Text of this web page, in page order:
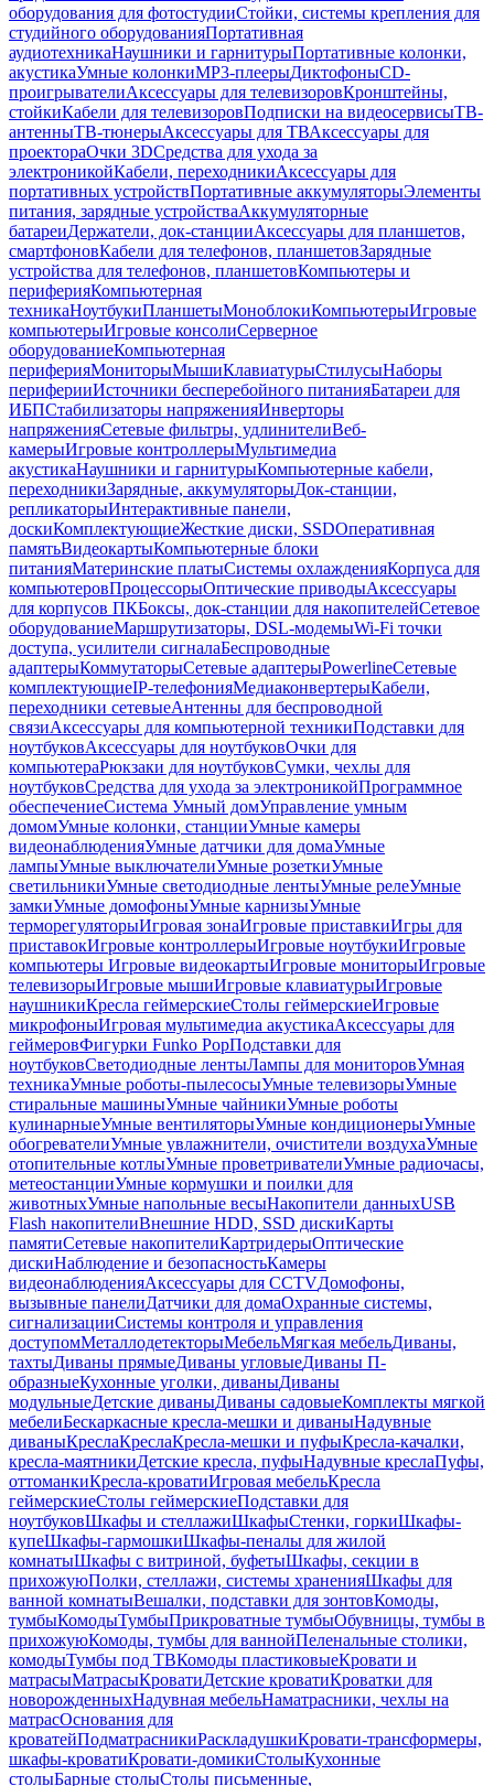
оборудования для фотостудииСтойки, системы крепления для
студийного оборудованияПортативная
аудиотехникаНаушники и гарнитурыПортативные колонки,
акустикаУмные колонкиMP3-плеерыДиктофоныCD-
проигрывателиАксессуары для телевизоровКронштейны,
стойкиКабели для телевизоровПодписки на видеосервисыТВ-
антенныТВ-тюнерыАксессуары для ТВАксессуары для
проектораОчки 3DСредства для ухода за
электроникойКабели, переходникиАксессуары для
портативных устройствПортативные аккумуляторыЭлементы
питания, зарядные устройстваАккумуляторные
батареиДержатели, док-станцииАксессуары для планшетов,
смартфоновКабели для телефонов, планшетовЗарядные
устройства для телефонов, планшетовКомпьютеры и
периферияКомпьютерная
техникаНоутбукиПланшетыМоноблокиКомпьютерыИгровые
компьютерыИгровые консолиСерверное
оборудованиеКомпьютерная
периферияМониторыМышиКлавиатурыСтилусыНаборы
периферииИсточники бесперебойного питанияБатареи для
ИБПСтабилизаторы напряженияИнверторы
напряженияСетевые фильтры, удлинителиВеб-
камерыИгровые контроллерыМультимедиа
акустикаНаушники и гарнитурыКомпьютерные кабели,
переходникиЗарядные, аккумуляторыДок-станции,
репликаторыИнтерактивные панели,
доскиКомплектующиеЖесткие диски, SSDОперативная
памятьВидеокартыКомпьютерные блоки
питанияМатеринские платыСистемы охлажденияКорпуса для
компьютеровПроцессорыОптические приводыАксессуары
для корпусов ПКБоксы, док-станции для накопителейСетевое
оборудованиеМаршрутизаторы, DSL-модемыWi-Fi точки
доступа, усилители сигналаБеспроводные
адаптерыКоммутаторыСетевые адаптерыPowerlineСетевые
комплектующиеIP-телефонияМедиаконвертерыКабели,
переходники сетевыеАнтенны для беспроводной
связиАксессуары для компьютерной техникиПодставки для
ноутбуковАксессуары для ноутбуковОчки для
компьютераРюкзаки для ноутбуковСумки, чехлы для
ноутбуковСредства для ухода за электроникойПрограммное
обеспечениеСистема Умный домУправление умным
домомУмные колонки, станцииУмные камеры
видеонаблюденияУмные датчики для домаУмные
лампыУмные выключателиУмные розеткиУмные
светильникиУмные светодиодные лентыУмные релеУмные
замкиУмные домофоныУмные карнизыУмные
терморегуляторыИгровая зонаИгровые приставкиИгры для
приставокИгровые контроллерыИгровые ноутбукиИгровые
компьютеры Игровые видеокартыИгровые мониторыИгровые
телевизорыИгровые мышиИгровые клавиатурыИгровые
наушникиКресла геймерскиеСтолы геймерскиеИгровые
микрофоныИгровая мультимедиа акустикаАксессуары для
геймеровФигурки Funko PopПодставки для
ноутбуковСветодиодные лентыЛампы для мониторовУмная
техникаУмные роботы-пылесосыУмные телевизорыУмные
стиральные машиныУмные чайникиУмные роботы
кулинарныеУмные вентиляторыУмные кондиционерыУмные
обогревателиУмные увлажнители, очистители воздухаУмные
отопительные котлыУмные проветривателиУмные радиочасы,
метеостанцииУмные кормушки и поилки для
животныхУмные напольные весыНакопители данныхUSB
Flash накопителиВнешние HDD, SSD дискиКарты
памятиСетевые накопителиКартридерыОптические
дискиНаблюдение и безопасностьКамеры
видеонаблюденияАксессуары для CCTVДомофоны,
вызывные панелиДатчики для домаОхранные системы,
сигнализацииСистемы контроля и управления
доступомМеталлодетекторыМебельМягкая мебельДиваны,
тахтыДиваны прямыеДиваны угловыеДиваны П-
образныеКухонные уголки, диваныДиваны
модульныеДетские диваныДиваны садовыеКомплекты мягкой
мебелиБескаркасные кресла-мешки и диваныНадувные
диваныКреслаКреслаКресла-мешки и пуфыКресла-качалки,
кресла-маятникиДетские кресла, пуфыНадувные креслаПуфы,
оттоманкиКресла-кроватиИгровая мебельКресла
геймерскиеСтолы геймерскиеПодставки для
ноутбуковШкафы и стеллажиШкафыСтенки, горкиШкафы-
купеШкафы-гармошкиШкафы-пеналы для жилой
комнатыШкафы с витриной, буфетыШкафы, секции в
прихожуюПолки, стеллажи, системы храненияШкафы для
ванной комнатыВешалки, подставки для зонтовКомоды,
тумбыКомодыТумбыПрикроватные тумбыОбувницы, тумбы в
прихожуюКомоды, тумбы для ваннойПеленальные столики,
комодыТумбы под ТВКомоды пластиковыеКровати и
матрасыМатрасыКроватиДетские кроватиКроватки для
новорожденныхНадувная мебельНаматрасники, чехлы на
матрасОснования для
кроватейПодматрасникиРаскладушкиКровати-трансформеры,
шкафы-кроватиКровати-домикиСтолыКухонные
столыБарные столыСтолы письменные,